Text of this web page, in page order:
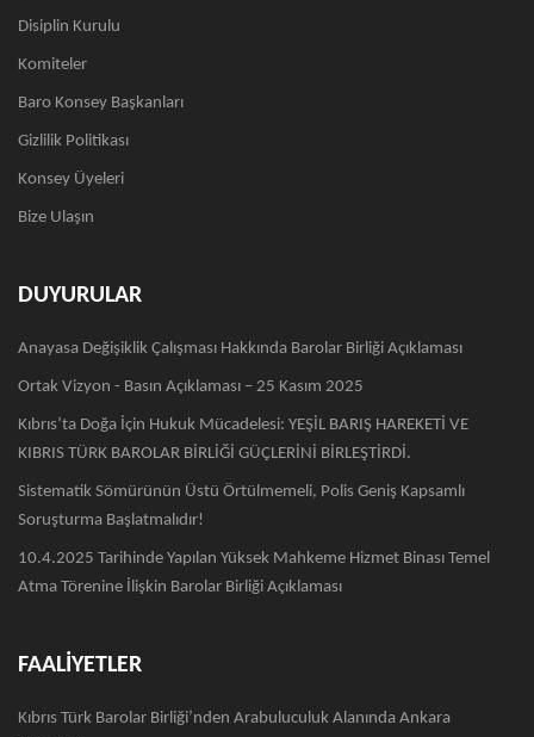
Disiplin Kurulu
Komiteler
Baro Konsey Başkanları
Gizlilik Politikası
Konsey Üyeleri
Bize Ulaşın
DUYURULAR
Anayasa Değişiklik Çalışması Hakkında Barolar Birliği Açıklaması
Ortak Vizyon - Basın Açıklaması – 25 Kasım 2025
Kıbrıs’ta Doğa İçin Hukuk Mücadelesi: YEŞİL BARIŞ HAREKETİ VE
KIBRIS TÜRK BAROLAR BİRLİĞİ GÜÇLERİNİ BİRLEŞTİRDİ.
Sistematik Sömürünün Üstü Örtülmemeli, Polis Geniş Kapsamlı
Soruşturma Başlatmalıdır!
10.4.2025 Tarihinde Yapılan Yüksek Mahkeme Hizmet Binası Temel
Atma Törenine İlişkin Barolar Birliği Açıklaması
FAALİYETLER
Kıbrıs Türk Barolar Birliği’nden Arabuluculuk Alanında Ankara